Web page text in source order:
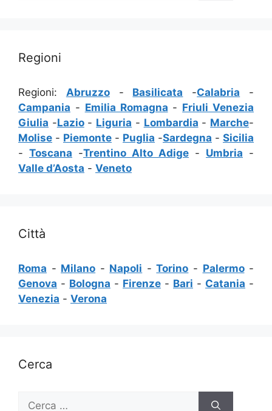
Regioni
Regioni: Abruzzo- Basilicata -Calabria -
Campania - Emilia Romagna - Friuli Venezia
Giulia -Lazio- Liguria - Lombardia - Marche-
Molise - Piemonte - Puglia -Sardegna - Sicilia
- Toscana -Trentino Alto Adige - Umbria -
Valle d’Aosta - Veneto
Città
Roma - Milano - Napoli -Torino - Palermo-
Genova - Bologna - Firenze - Bari - Catania -
Venezia - Verona
Cerca